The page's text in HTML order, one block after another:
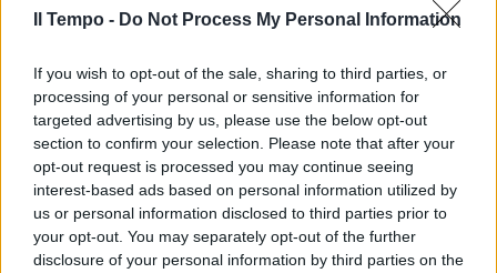
Il Tempo - Do Not Process My Personal Information
If you wish to opt-out of the sale, sharing to third parties, or
processing of your personal or sensitive information for
targeted advertising by us, please use the below opt-out
section to confirm your selection. Please note that after your
opt-out request is processed you may continue seeing
interest-based ads based on personal information utilized by
us or personal information disclosed to third parties prior to
your opt-out. You may separately opt-out of the further
disclosure of your personal information by third parties on the